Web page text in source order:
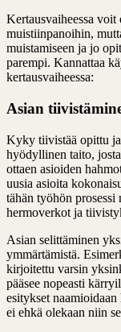
Kertausvaiheessa voit
muistiinpanoihin,
muistamiseen ja jo
parempi. Kannattaa
kertausvaiheessa:
Asian
Kyky tiivistää opittu ja
hyödyllinen taito,
ottaen asioiden
uusia asioita
tähän työhön prosessi
hermoverkot ja
Asian selittäminen
ymmärtämistä.
kirjoitettu varsin
pääsee nopeasti
esitykset
ei ehkä olekaan niin